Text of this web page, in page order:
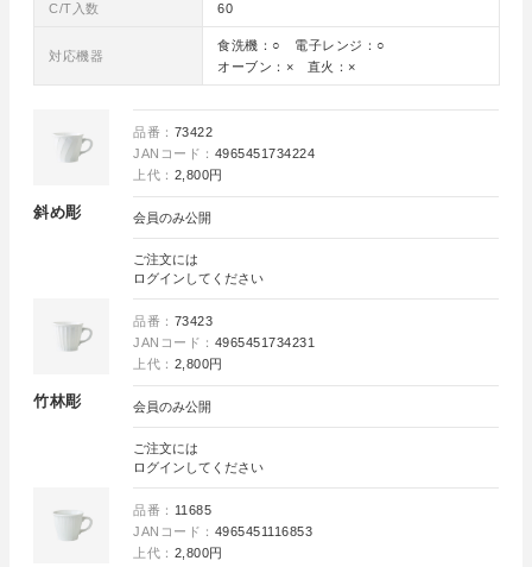
C/T入数 60
対応機器
食洗機：○ 電子レンジ：○
オーブン：× 直火：×
斜め彫
品番： 73422
JANコード： 4965451734224
上代： 2,800円
会員のみ公開
ご注文には
ログイン してください
竹林彫
品番： 73423
JANコード： 4965451734231
上代： 2,800円
会員のみ公開
ご注文には
ログイン してください
品番： 11685
JANコード： 4965451116853
上代： 2,800円